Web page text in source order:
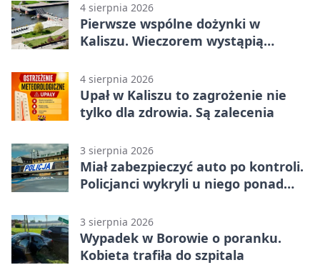
4 sierpnia 2026
Pierwsze wspólne dożynki w
Kaliszu. Wieczorem wystąpią
4 sierpnia 2026
Upał w Kaliszu to zagrożenie nie
tylko dla zdrowia. Są zalecenia
3 sierpnia 2026
Miał zabezpieczyć auto po kontroli.
Policjanci wykryli u niego ponad
3 sierpnia 2026
Wypadek w Borowie o poranku.
Kobieta trafiła do szpitala